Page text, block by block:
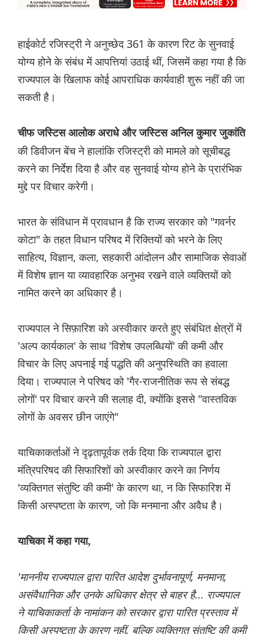
हाईकोर्ट रजिस्ट्री ने अनुच्छेद 361 के कारण रिट के सुनवाई
योग्य होने के संबंध में आपत्तियां उठाई थीं, जिसमें कहा गया है कि
राज्यपाल के खिलाफ कोई आपराधिक कार्यवाही शुरू नहीं की जा
सकती है।
चीफ जस्टिस आलोक अराधे और जस्टिस अनिल कुमार जुकांति
की डिवीजन बेंच ने हालांकि रजिस्ट्री को मामले को सूचीबद्ध
करने का निर्देश दिया है और वह सुनवाई योग्य होने के प्रारंभिक
मुद्दे पर विचार करेगी।
भारत के संविधान में प्रावधान है कि राज्य सरकार को "गवर्नर
कोटा" के तहत विधान परिषद में रिक्तियों को भरने के लिए
साहित्य, विज्ञान, कला, सहकारी आंदोलन और सामाजिक सेवाओं
में विशेष ज्ञान या व्यावहारिक अनुभव रखने वाले व्यक्तियों को
नामित करने का अधिकार है।
राज्यपाल ने सिफ़ारिश को अस्वीकार करते हुए संबंधित क्षेत्रों में
'अल्प कार्यकाल' के साथ 'विशेष उपलब्धियों' की कमी और
विचार के लिए अपनाई गई पद्धति की अनुपस्थिति का हवाला
दिया। राज्यपाल ने परिषद को 'गैर-राजनीतिक रूप से संबद्ध
लोगों' पर विचार करने की सलाह दी, क्योंकि इससे "वास्तविक
लोगों के अवसर छीन जाएंगे"
याचिकाकर्ताओं ने दृढ़तापूर्वक तर्क दिया कि राज्यपाल द्वारा
मंत्रिपरिषद की सिफारिशों को अस्वीकार करने का निर्णय
'व्यक्तिगत संतुष्टि की कमी' के कारण था, न कि सिफारिश में
किसी अस्पष्टता के कारण, जो कि मनमाना और अवैध है।
याचिका में कहा गया,
'माननीय राज्यपाल द्वारा पारित आदेश दुर्भावनापूर्ण, मनमाना,
असंवैधानिक और उनके अधिकार क्षेत्र से बाहर है... राज्यपाल
ने याचिकाकर्ता के नामांकन को सरकार द्वारा पारित प्रस्ताव में
किसी अस्पष्टता के कारण नहीं, बल्कि व्यक्तिगत संतुष्टि की कमी